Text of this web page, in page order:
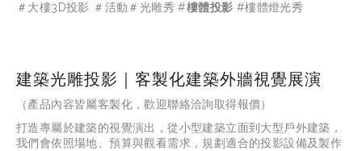
＃大樓3D投影 ＃活動＃光雕秀 #樓體投影 #樓體燈光秀
建築光雕投影｜客製化建築外牆視覺展演
（產品內容皆屬客製化，歡迎聯絡洽詢取得報價）
打造專屬於建築的視覺演出，從小型建築立面到大型戶外建築，
我們會依照場地、預算與觀看需求，規劃適合的投影設備及製作